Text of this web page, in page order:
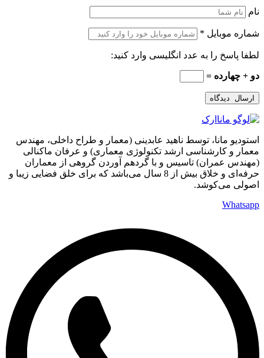
نام
شماره موبایل *
لطفا پاسخ را به عدد انگلیسی وارد کنید:
دو + چهارده =
استودیو مانا، توسط ناهید عابدینی (معمار و طراح داخلی، مهندس
معمار و کارشناسی ارشد تکنولوژی معماری) و عرفان ماکنالی
(مهندس عمران) تاسیس و با گردهم آوردن گروهی از معماران
حرفه‌ای و خلاق بیش از 8 سال می‌باشد که برای خلق فضایی زیبا و
اصولی می‌کوشد.
Whatsapp